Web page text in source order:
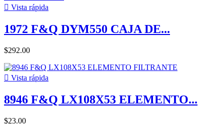
 Vista rápida
1972 F&Q DYM550 CAJA DE...
$292.00
 Vista rápida
8946 F&Q LX108X53 ELEMENTO...
$23.00